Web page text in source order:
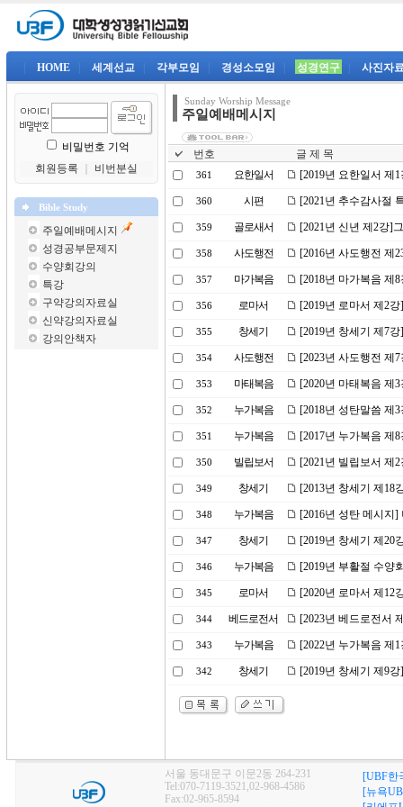
HOME 세계선교 각부모임 경성소모임 성경연구 사진자
비밀번호 기억
회원등록
비번분실
Bible Study
주일예배메시지
성경공부문제지
수양회강의
특강
구약강의자료실
신약강의자료실
강의안책자
Sunday Worship Message
주일예배메시지
번호 글 제 목
361 요한일서 [2019년 요한일서 제
360 시편 [2021년 추수감사절
359 골로새서 [2021년 신년 제2강]
358 사도행전 [2016년 사도행전 제
357 마가복음 [2018년 마가복음 제
356 로마서 [2019년 로마서 제2
355 창세기 [2019년 창세기 제7
354 사도행전 [2023년 사도행전 제
353 마태복음 [2020년 마태복음 제
352 누가복음 [2018년 성탄말씀 제
351 누가복음 [2017년 누가복음 제
350 빌립보서 [2021년 빌립보서 제
349 창세기 [2013년 창세기 제18
348 누가복음 [2016년 성탄 메시지
347 창세기 [2019년 창세기 제20
346 누가복음 [2019년 부활절 수양
345 로마서 [2020년 로마서 제12
344 베드로전서 [2023년 베드로전서
343 누가복음 [2022년 누가복음 제
342 창세기 [2019년 창세기 제9
서울 동대문구 이문2동 264-231
Tel:070-7119-3521,02-968-4586
Fax:02-965-8594
[UBF한
[뉴욕